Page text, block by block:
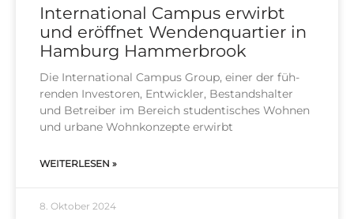
International Campus erwirbt
und eröffnet Wendenquartier in
Hamburg Hammerbrook
Die Inter­na­tio­nal Cam­pus Group, einer der füh­
ren­den Inves­to­ren, Ent­wick­ler, Bestands­hal­ter
und Betrei­ber im Bereich stu­den­ti­sches Woh­nen
und urba­ne Wohn­kon­zep­te erwirbt
WEITERLESEN »
8. Oktober 2024